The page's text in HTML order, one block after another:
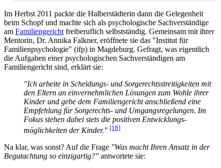
Im Herbst 2011 packte die Halberstädterin dann die Gelegenheit
beim Schopf und machte sich als psychologische Sachverständige
am Familiengericht freiberuflich selbstständig. Gemeinsam mit ihrer
Mentorin, Dr. Annika Falkner, eröffnete sie das "Institut für
Familien­psychologie" (ifp) in Magdeburg. Gefragt, was eigentlich
die Aufgaben einer psychologischen Sachverständigen am
Familiengericht sind, erklärt sie:
"Ich arbeite in Scheidungs- und Sorgerechts­streitigkeiten mit
den Eltern an einvernehmlichen Lösungen zum Wohle ihrer
Kinder und gebe dem Familiengericht anschließend eine
Empfehlung für Sorgerechts- und Umgangsregelungen. Im
Fokus stehen dabei stets die positiven Entwicklungs­
möglichkeiten der Kinder." [18]
Na klar, was sonst? Auf die Frage "Was macht Ihren Ansatz in der
Begutachtung so einzigartig?" antwortete sie: